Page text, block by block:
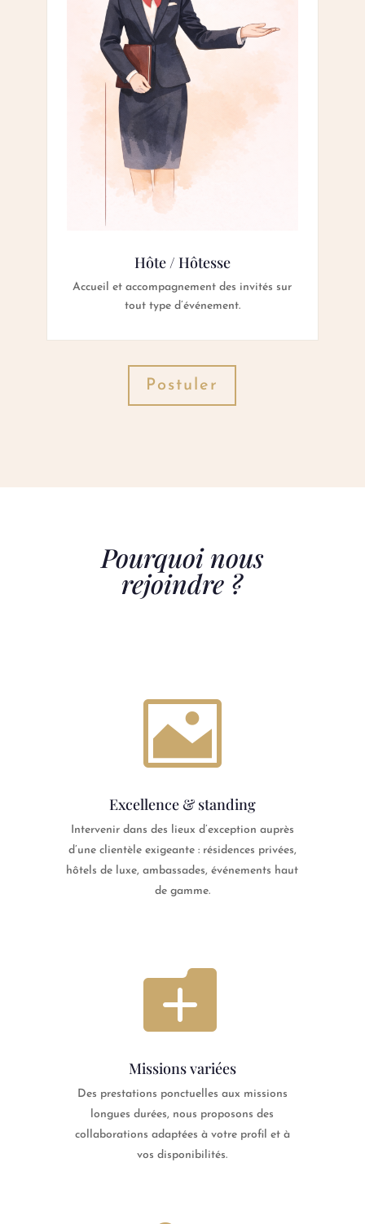
Hôte / Hôtesse
Accueil et accompagnement des invités sur
tout type d’événement.
Postuler
Pourquoi nous
rejoindre ?

Excellence & standing
Intervenir dans des lieux d’exception auprès
d’une clientèle exigeante : résidences privées,
hôtels de luxe, ambassades, événements haut
de gamme.

Missions variées
Des prestations ponctuelles aux missions
longues durées, nous proposons des
collaborations adaptées à votre profil et à
vos disponibilités.